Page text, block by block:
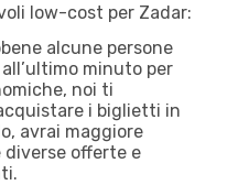
low-cost per Zadar:
alcune persone
minuto per
noi ti
i biglietti in
avrai maggiore
diverse offerte e